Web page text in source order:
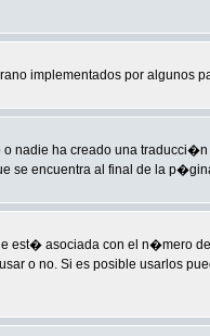
implementados por algunos
nadie ha creado una
se encuentra al final de la
asociada con el n�mero
o no. Si es posible usarlos